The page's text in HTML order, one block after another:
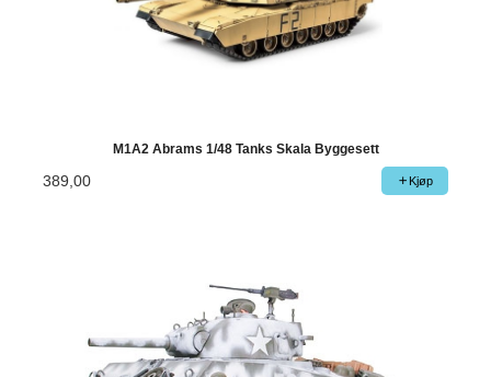
M1A2 Abrams 1/48 Tanks Skala Byggesett
389,00 Kjøp